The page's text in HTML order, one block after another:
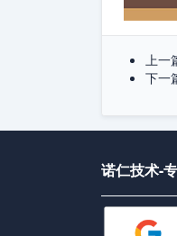
上一
下一
诺仁技术-